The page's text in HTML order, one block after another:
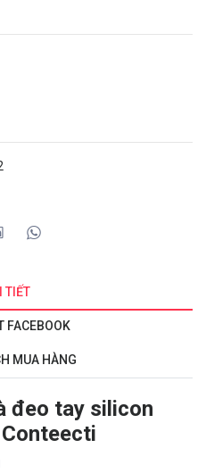
TIẾT
FACEBOOK
MUA HÀNG
đeo tay silicon